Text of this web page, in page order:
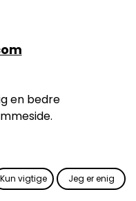
en bedre
Kun vigtige Jeg er enig